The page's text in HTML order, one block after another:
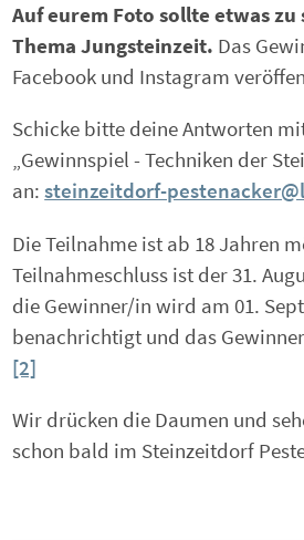
Auf eurem Foto sollte etwas zu
Thema Jungsteinzeit. Das
Facebook und Instagram
Schicke bitte deine Antworten
„Gewinnspiel - Techniken der
an:steinzeitdorf-
Die Teilnahme ist ab 18 Jahren
Teilnahmeschluss ist der 31.
die Gewinner/in wird am 01.
benachrichtigt und das
[2]
Wir drücken die Daumen und
schon bald im Steinzeitdorf